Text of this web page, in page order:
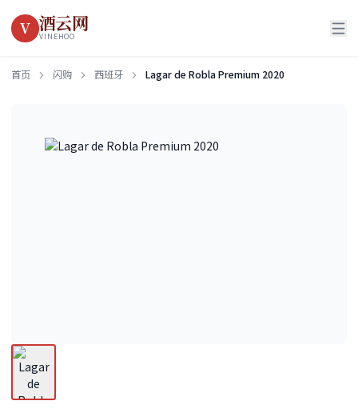
V 酒云网
VINEHOO
首页 闪购 西班牙 Lagar de Robla Premium 2020